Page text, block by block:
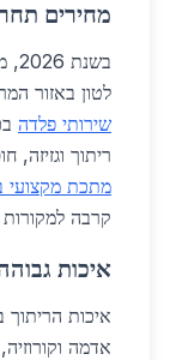
מחירים
לטון באזור המרכז, לעומת
שירותי פלדה
ריתוך וגזיזה, חוסכות 15%
מתכת מקצועי
קרבה למקורות
איכות
איכות
אדמה